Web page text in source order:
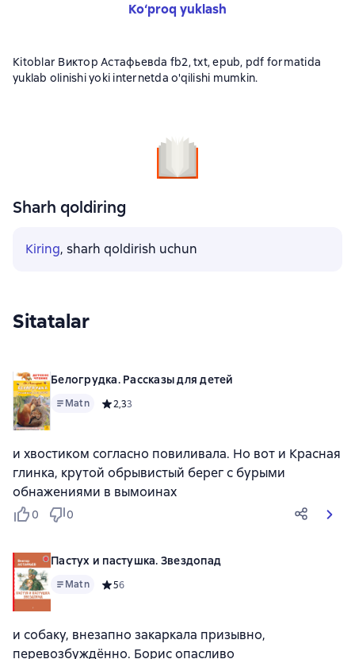
Ko‘proq yuklash
Kitoblar Виктор Астафьевda fb2, txt, epub, pdf formatida
yuklab olinishi yoki internetda o'qilishi mumkin.
Sharh qoldiring
Kiring, sharh qoldirish uchun
Sitatalar
Белогрудка. Рассказы для детей
Matn Средний рейтинг 2,3 на основе 3 оценок
2,33
и хвостиком согласно повиливала. Но вот и Красная
глинка, крутой обрывистый берег с бурыми
обнажениями в вымоинах
0 0
Пастух и пастушка. Звездопад
Matn Средний рейтинг 5 на основе 6 оценок
56
и собаку, внезапно закаркала призывно,
перевозбуждённо. Борис опасливо